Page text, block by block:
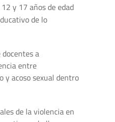
y 17 años de edad
de lo
a
entre
y acoso sexual dentro
de la violencia en